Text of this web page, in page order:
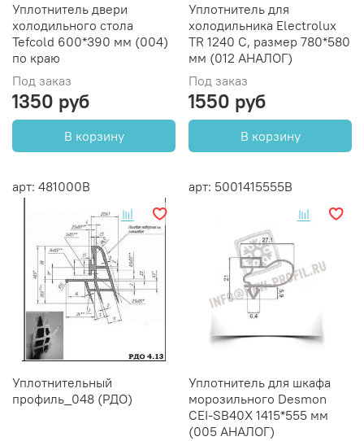
Уплотнитель двери
холодильного стола
Tefcold 600*390 мм (004)
по краю
Под заказ
1350 руб
В корзину
Уплотнитель для
холодильника Electrolux
TR 1240 C, размер 780*580
мм (012 АНАЛОГ)
Под заказ
1550 руб
В корзину
арт: 481000B
Уплотнительный
профиль_048 (РДО)
арт: 5001415555B
Уплотнитель для шкафа
морозильного Desmon
CEI-SB40X 1415*555 мм
(005 АНАЛОГ)